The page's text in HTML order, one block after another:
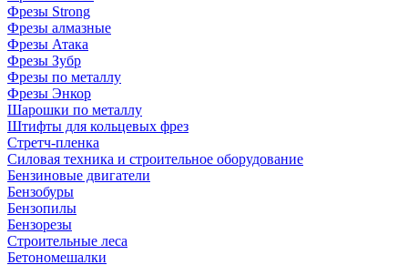
Фрезы Strong
Фрезы алмазные
Фрезы Атака
Фрезы Зубр
Фрезы по металлу
Фрезы Энкор
Шарошки по металлу
Штифты для кольцевых фрез
Стретч-пленка
Силовая техника и строительное оборудование
Бензиновые двигатели
Бензобуры
Бензопилы
Бензорезы
Строительные леса
Бетономешалки